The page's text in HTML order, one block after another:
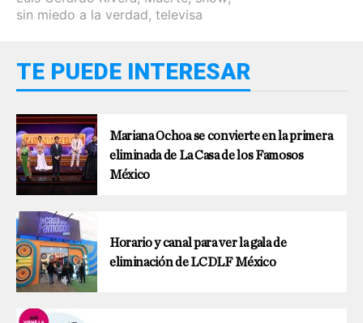
sin miedo a la verdad, televisa
TE PUEDE INTERESAR
Mariana Ochoa se convierte en la primera
eliminada de La Casa de los Famosos
México
Horario y canal para ver la gala de
eliminación de LCDLF México